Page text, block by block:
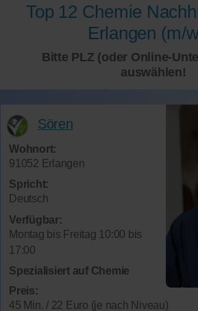
Top 12 Chemie
Erlangen (m/
Bitte PLZ (oder Online-
auswählen!
Sören
Wohnort:
91052 Erlangen
Spricht:
Deutsch
Verfügbar:
Montag bis Freitag 10:00 bis
17:00
Spezialisiert auf Chemie
Preis:
45 Min. / 22 Euro (je nach Niveau)